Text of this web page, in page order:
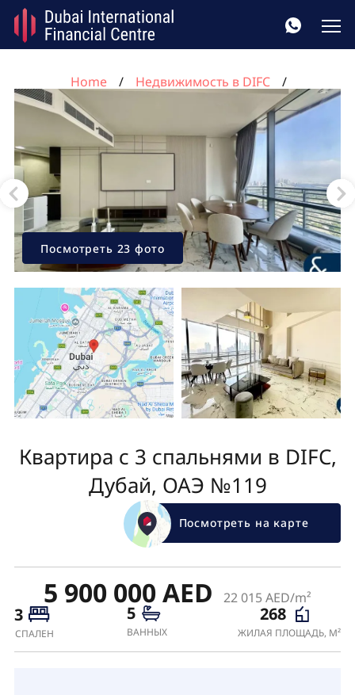
Home
Недвижимость в DIFC
Квартира с 3 спальнями в DIFC, Дубай, ОАЭ №119
Посмотреть 23 фото
Квартира с 3 спальнями в DIFC,
Дубай, ОАЭ №119
Посмотреть на карте
5 900 000 AED 22 015 AED/m²
3
СПАЛЕН
5
ВАННЫХ
268
ЖИЛАЯ ПЛОЩАДЬ, М²